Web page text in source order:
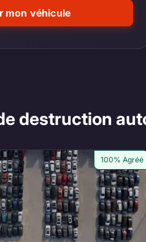
mon véhicule
destruction
100% Agréé